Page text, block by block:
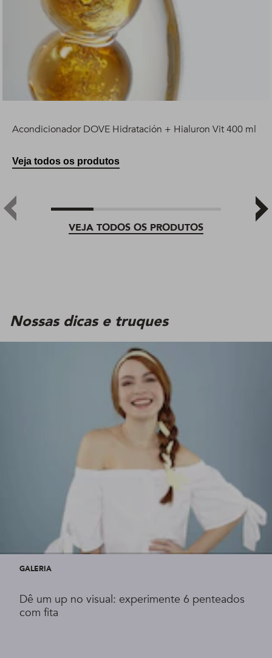
VEJA TODOS OS PRODUTOS
Acondicionador DOVE Hidratación + Hialuron Vit 400 ml
Veja todos os produtos
Nossas dicas e truques
GALERIA
Dê um up no visual: experimente 6 penteados
com fita